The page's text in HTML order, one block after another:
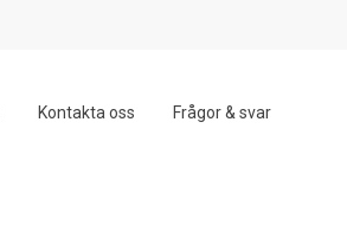
Kontakta oss Frågor & svar